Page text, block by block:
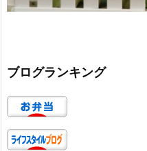
ブログランキング